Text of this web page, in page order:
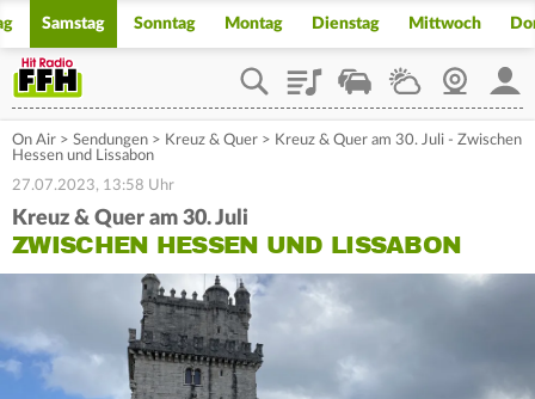
Samstag Sonntag Montag Dienstag Mittwoch
PlaylistStaupilotWetterWebcam
On Air > Sendungen > Kreuz & Quer > Kreuz & Quer am 30. Juli - Zwischen
Hessen und Lissabon
27.07.2023, 13:58 Uhr
Kreuz & Quer am 30. Juli
ZWISCHEN HESSEN UND LISSABON